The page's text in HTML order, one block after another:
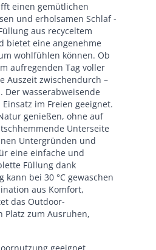
einen gemütlichen
und erholsamen Schlaf -
aus recyceltem
bietet eine angenehme
wohlfühlen können. Ob
aufregenden Tag voller
Auszeit zwischendurch –
Der wasserabweisende
im Freien geeignet.
genießen, ohne auf
Unterseite
Untergründen und
eine einfache und
Füllung dank
kann bei 30 °C gewaschen
aus Komfort,
das Outdoor-
Platz zum Ausruhen,